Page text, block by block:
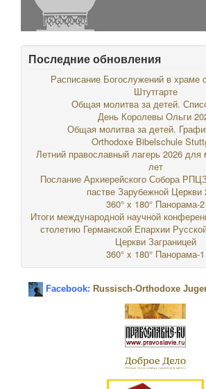
Последние обновления
Расписание Богослужений в храме
Штутгарте
Общая молитва за детей.
День Королевы Ольги
Общая молитва за детей.
Orthodoxe Bibelschule
Летний православный лагерь 2026
лет
Послание Архиерейского Собора
пастве Зарубежной Церкви
360° x 180° Панорама-2
Итоги международной научной
столетию Германской Епархии
Церкви Заграницей
360° x 180° Панорама-1
Facebook: Russisch-Orthodoxe